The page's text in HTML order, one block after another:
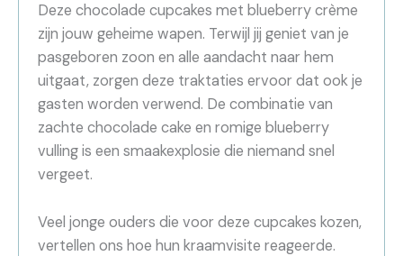
Deze chocolade cupcakes met blueberry crème
zijn jouw geheime wapen. Terwijl jij geniet van je
pasgeboren zoon en alle aandacht naar hem
uitgaat, zorgen deze traktaties ervoor dat ook je
gasten worden verwend. De combinatie van
zachte chocolade cake en romige blueberry
vulling is een smaakexplosie die niemand snel
vergeet.
Veel jonge ouders die voor deze cupcakes kozen,
vertellen ons hoe hun kraamvisite reageerde.